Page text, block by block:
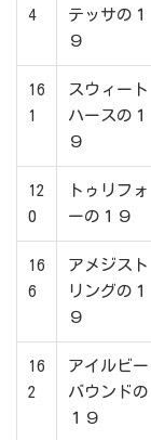
4
テッサの１
９
16
1
スウィート
ハースの１
９
12
0
トゥリフォ
ーの１９
16
6
アメジスト
リングの１
９
16
2
アイルビー
バウンドの
１９